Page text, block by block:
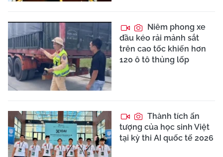
Niêm phong xe
đầu kéo rải mảnh sắt
trên cao tốc khiến hơn
120 ô tô thủng lốp
Thành tích ấn
tượng của học sinh Việt
tại kỳ thi AI quốc tế 2026